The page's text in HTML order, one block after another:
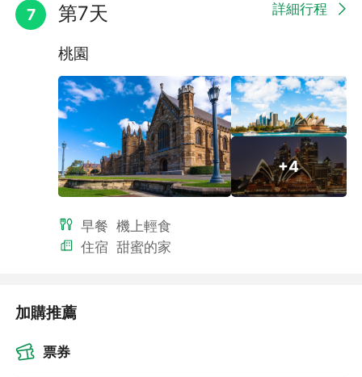
,
7 第7天 詳細行程
桃園
+4
早餐 機上輕食
住宿 甜蜜的家
加購推薦
票券